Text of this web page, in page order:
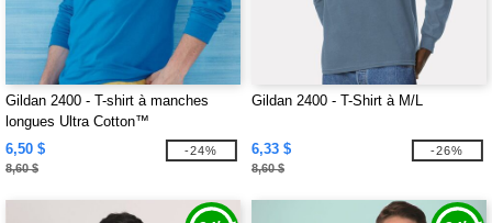
Gildan 2400 - T-shirt à manches
longues Ultra Cotton™
6,50 $
8,60 $
-24%
Gildan 2400 - T-Shirt à M/L
6,33 $
8,60 $
-26%